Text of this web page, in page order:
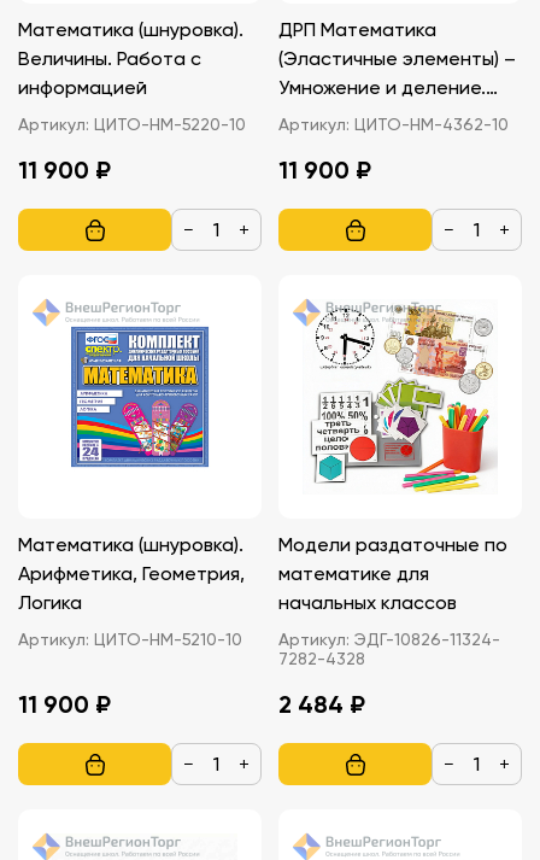
Математика (шнуровка).
Величины. Работа с
информацией
Артикул: ЦИТО-НМ-5220-10
11 900 ₽
− +
ДРП Математика
(Эластичные элементы) –
Умножение и деление.
Сложение и вычитание
Артикул: ЦИТО-НМ-4362-10
11 900 ₽
− +
Математика (шнуровка).
Арифметика, Геометрия,
Логика
Артикул: ЦИТО-НМ-5210-10
11 900 ₽
− +
Модели раздаточные по
математике для
начальных классов
Артикул: ЭДГ-10826-11324-
7282-4328
2 484 ₽
− +